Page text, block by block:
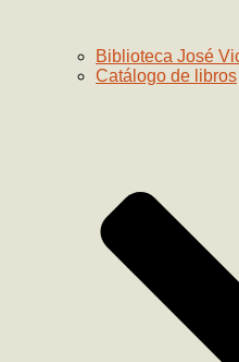
Biblioteca José
Catálogo de libros